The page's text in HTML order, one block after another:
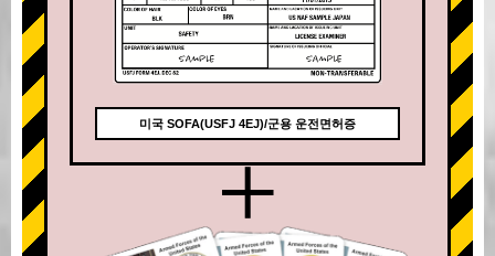
미국 SOFA(USFJ 4EJ)/군용 운전면허증
+